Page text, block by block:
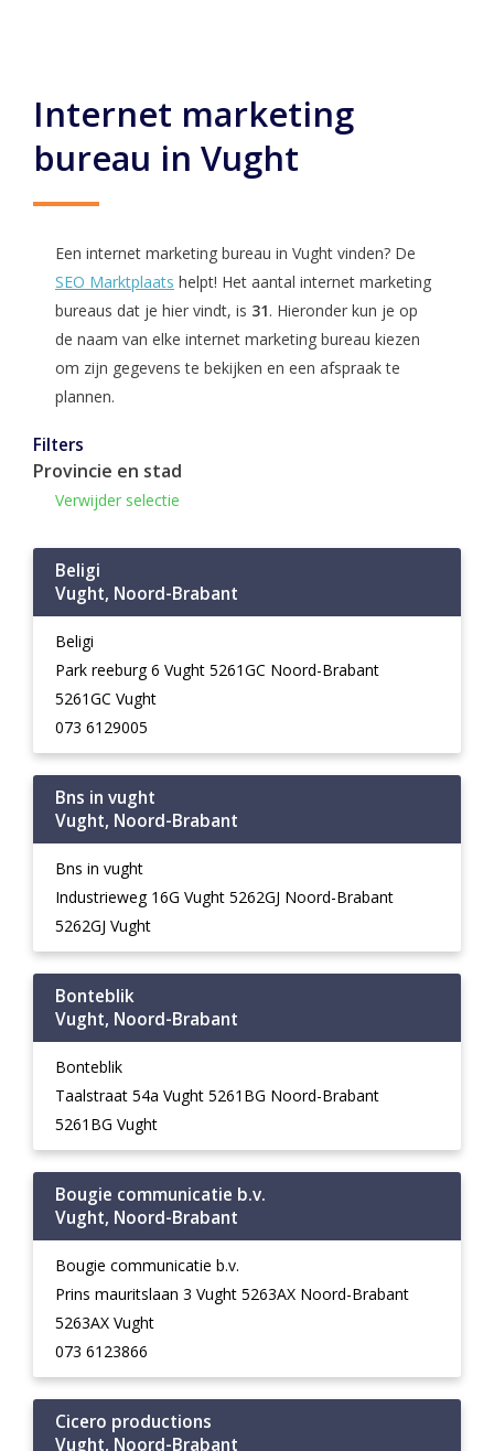
Internet marketing
bureau in Vught
Een internet marketing bureau in Vught vinden? De
SEO Marktplaats helpt! Het aantal internet marketing
bureaus dat je hier vindt, is 31. Hieronder kun je op
de naam van elke internet marketing bureau kiezen
om zijn gegevens te bekijken en een afspraak te
plannen.
Filters
Provincie en stad
Verwijder selectie
Beligi
Vught, Noord-Brabant
Beligi
Park reeburg 6 Vught 5261GC Noord-Brabant
5261GC Vught
073 6129005
Bns in vught
Vught, Noord-Brabant
Bns in vught
Industrieweg 16G Vught 5262GJ Noord-Brabant
5262GJ Vught
Bonteblik
Vught, Noord-Brabant
Bonteblik
Taalstraat 54a Vught 5261BG Noord-Brabant
5261BG Vught
Bougie communicatie b.v.
Vught, Noord-Brabant
Bougie communicatie b.v.
Prins mauritslaan 3 Vught 5263AX Noord-Brabant
5263AX Vught
073 6123866
Cicero productions
Vught, Noord-Brabant